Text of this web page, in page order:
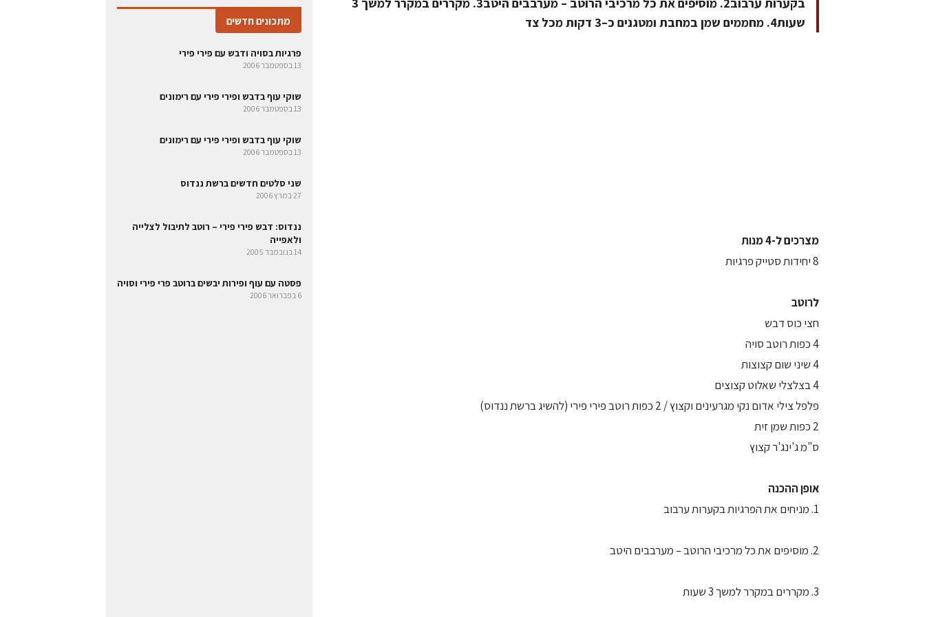
שעות4. מחממים שמן במחבת ומטגנים כ–3 דקות מכל צד
מצרכים ל-4 מנות
8 יחידות סטייק פרגיות
לרוטב
חצי כוס דבש
4 כפות רוטב סויה
4 שיני שום קצוצות
4 בצלצלי שאלוט קצוצים
פלפל צילי אדום נקי מגרעינים וקצוץ / 2 כפות רוטב פירי פירי (להשיג ברשת ננדוס)
2 כפות שמן זית
ס"מ ג'ינג'ר קצוץ
אופן ההכנה
1. מניחים את הפרגיות בקערות ערבוב
2. מוסיפים את כל מרכיבי הרוטב – מערבבים היטב
3. מקררים במקרר למשך 3 שעות
מתכונים חדשים
פרגיות בסויה ודבש עם פירי פירי
13 בספטמבר 2006
שוקי עוף בדבש ופירי פירי עם רימונים
13 בספטמבר 2006
שוקי עוף בדבש ופירי פירי עם רימונים
13 בספטמבר 2006
שני סלטים חדשים ברשת ננדוס
27 במרץ 2006
ננדוס: דבש פירי פירי – רוטב לתיבול לצלייה
ולאפייה
14 בנובמבר 2005
פסטה עם עוף ופירות יבשים ברוטב פרי פירי וסויה
6 בפברואר 2006